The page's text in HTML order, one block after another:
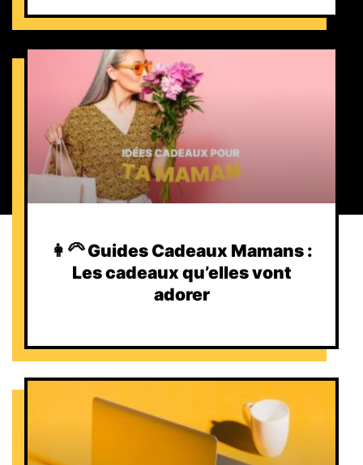
👩‍🦳 Guides Cadeaux Mamans :
Les cadeaux qu’elles vont
adorer